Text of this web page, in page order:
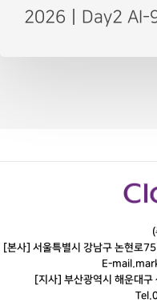
2026ㅣDay2 AI-
[본사] 서울특별시 강남구 논현로
E-mail.
[지사] 부산광역시 해운대구
Tel.